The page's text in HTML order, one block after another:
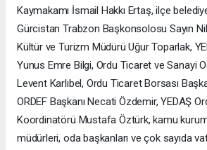
Kaymakamı İsmail Hakkı Ertaş, ilçe
Gürcistan Trabzon Başkonsolosu Sayın
Kültür ve Turizm Müdürü Uğur Toparlak,
Yunus Emre Bilgi, Ordu Ticaret ve Sanayi
Levent Karlıbel, Ordu Ticaret Borsası
ORDEF Başkanı Necati Özdemir, YEDAŞ
Koordinatörü Mustafa Öztürk, kamu
müdürleri, oda başkanları ve çok sayıda